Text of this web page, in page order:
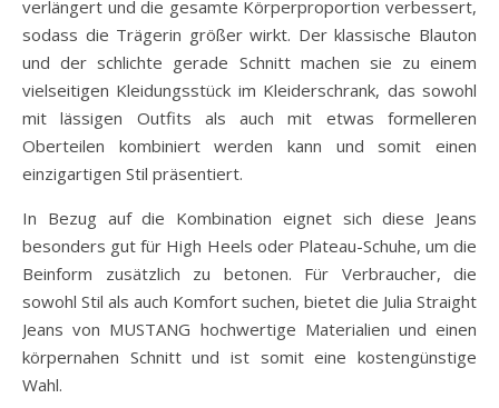
verlängert und die gesamte Körperproportion verbessert,
sodass die Trägerin größer wirkt. Der klassische Blauton
und der schlichte gerade Schnitt machen sie zu einem
vielseitigen Kleidungsstück im Kleiderschrank, das sowohl
mit lässigen Outfits als auch mit etwas formelleren
Oberteilen kombiniert werden kann und somit einen
einzigartigen Stil präsentiert.
In Bezug auf die Kombination eignet sich diese Jeans
besonders gut für High Heels oder Plateau-Schuhe, um die
Beinform zusätzlich zu betonen. Für Verbraucher, die
sowohl Stil als auch Komfort suchen, bietet die Julia Straight
Jeans von MUSTANG hochwertige Materialien und einen
körpernahen Schnitt und ist somit eine kostengünstige
Wahl.